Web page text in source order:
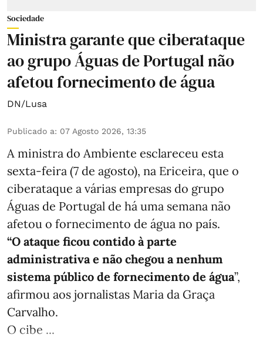
Sociedade
Ministra garante que ciberataque
ao grupo Águas de Portugal não
afetou fornecimento de água
DN/Lusa
Publicado a: 07 Agosto 2026, 13:35
A ministra do Ambiente esclareceu esta
sexta-feira (7 de agosto), na Ericeira, que o
ciberataque a várias empresas do grupo
Águas de Portugal de há uma semana não
afetou o fornecimento de água no país.
“O ataque ficou contido à parte
administrativa e não chegou a nenhum
sistema público de fornecimento de água”,
afirmou aos jornalistas Maria da Graça
Carvalho.
O cibe ...